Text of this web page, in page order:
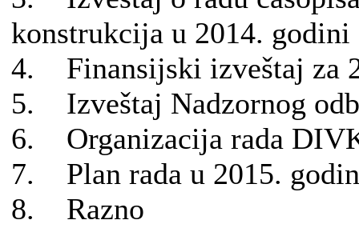
konstrukcija u 2014. godini
4. Finansijski izveštaj za
5. Izveštaj Nadzornog
6. Organizacija rada
7. Plan rada u 2015.
8. Razno